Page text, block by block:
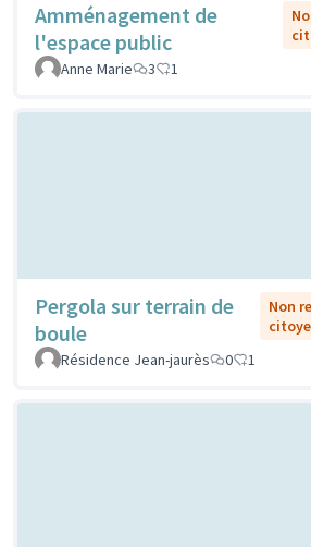
Amménagement de
l'espace public
Anne Marie
3 1
Pergola sur terrain de
boule
Non
Résidence Jean-jaurès
0 1